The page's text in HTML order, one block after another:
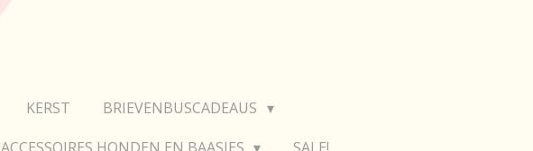
KERST
BRIEVENBUSCADEAUS